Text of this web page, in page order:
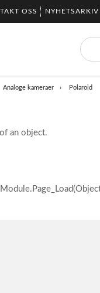
OSS NYHETSARKIV
Analoge kameraer Polaroid
an object.